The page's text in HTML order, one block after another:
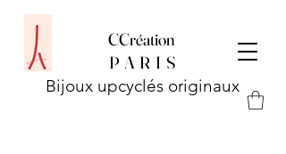
CCréation
P A R I S
Bijoux upcyclés originaux